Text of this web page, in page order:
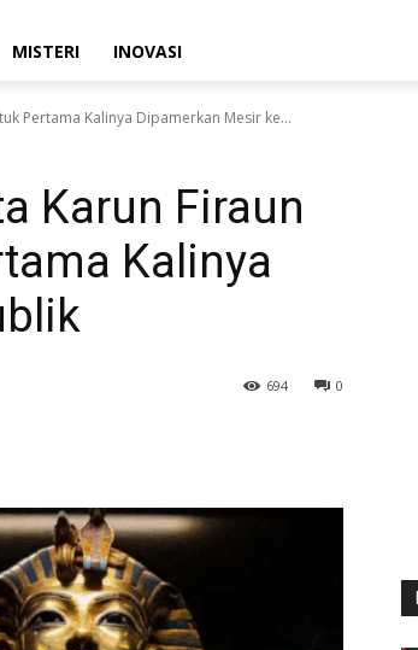
MISTERI INOVASI
Pertama Kalinya Dipamerkan Mesir ke...
Karun Firaun
Kalinya
0
694